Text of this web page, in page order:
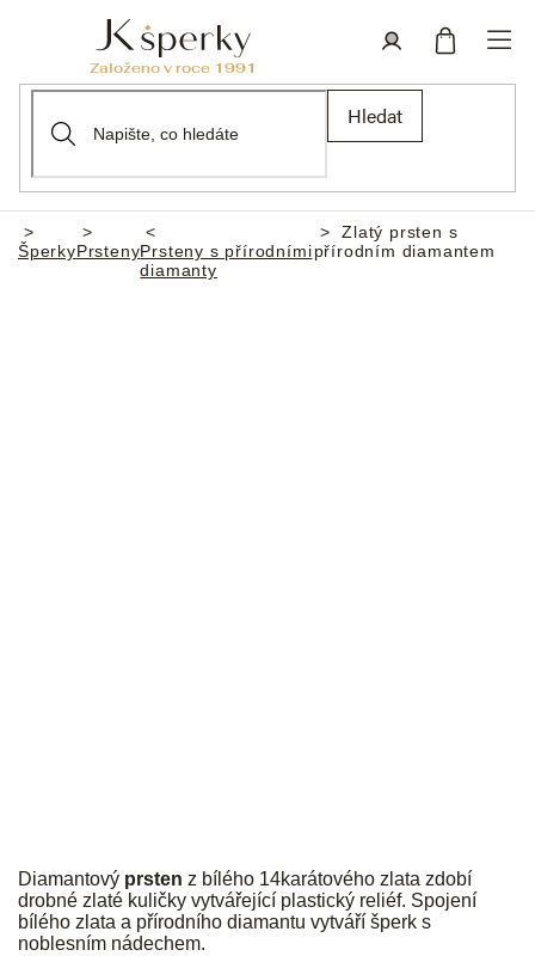
Hledat
Domů
ŠperkyPrstenyPrsteny s přírodními
diamanty
Zlatý prsten s
přírodním diamantem
Diamantový prsten z bílého 14karátového zlata zdobí
drobné zlaté kuličky vytvářející plastický reliéf. Spojení
bílého zlata a přírodního diamantu vytváří šperk s
noblesním nádechem.